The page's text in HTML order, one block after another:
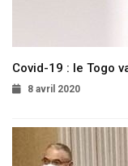
Covid-19 : le Togo
8 avril 2020